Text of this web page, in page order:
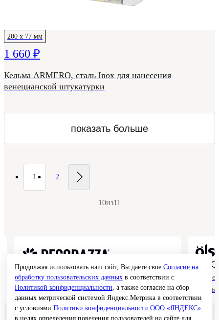
200 х 77 мм
1 660 ₽
Кельма ARMERO, сталь Inox для нанесения
венецианской штукатурки
показать больше
1 2
10из11
Коллекции гладких и структурных
покрытий
Продолжая использовать наш сайт, Вы даете свое Согласие на
обработку пользовательских данных в соответствии с
Политикой конфиденциальности, а также согласие на сбор
данных метрической системой Яндекс.Метрика в соответствии
с условиями Политики конфиденциальности ООО «ЯНДЕКС»
в целях определения поведения пользователей на сайте для